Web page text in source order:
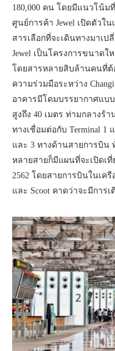
180,000 คน โดยมีแนวโน้ม
ศูนย์การค้า Jewel เปิดตัวใ
สารเลือกที่จะเดินทางมาเป
Jewel เป็นโครงการขนาดใ
โดยสารหลายสิบล้านคนที่ต้
ความร่วมมือระหว่าง
อาคารมีโดมบรรยากาศแบ
สูงถึง 40 เมตร ท่ามกลางร้
ทางเชื่อมต่อกับ Terminal 1
และ 3 ทางด้านสายการบิน
หลายสายก็มีแผนที่จะเปิดเ
2562 โดยสายการบินในเครื
และ Scoot คาดว่าจะมีการ